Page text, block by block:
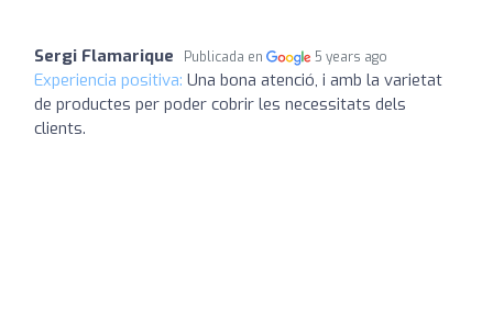
Sergi Flamarique Publicada en 5 years ago
Experiencia positiva: Una bona atenció, i amb la varietat
de productes per poder cobrir les necessitats dels
clients.